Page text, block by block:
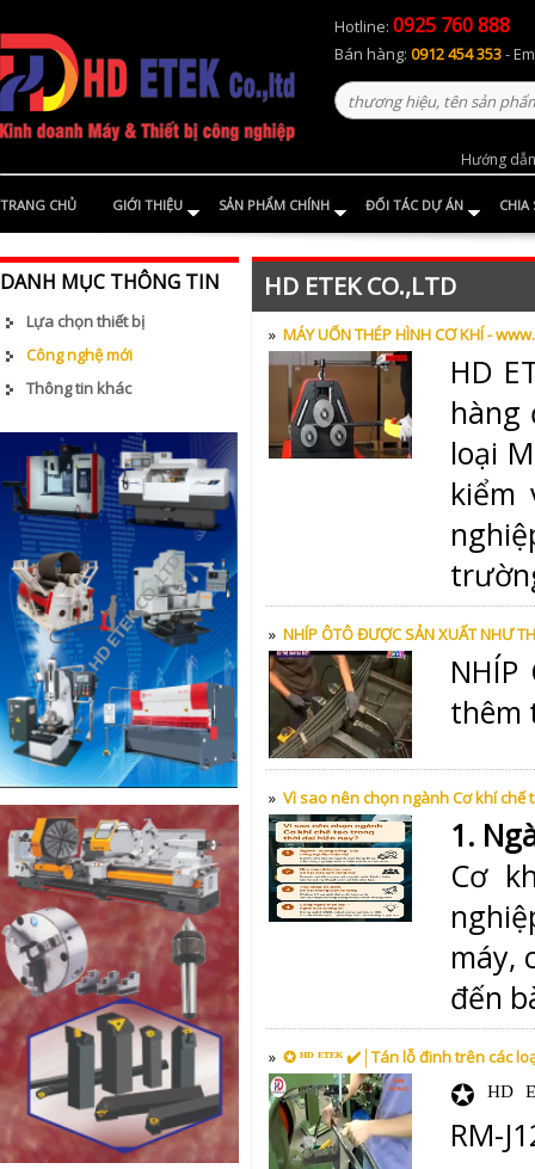
Hotline: 0925 760 888
Bán hàng: 0912 454 353-
Hướng
TRANG CHỦ GIỚI THIỆU SẢN PHẨM CHÍNH ĐỐI TÁC DỰ ÁN CHIA
DANH MỤC THÔNG TIN
Lựa chọn thiết bị
Công nghệ mới
Thông tin khác
HD ETEK CO.,LTD
» MÁY UỐN THÉP HÌNH CƠ KHÍ -
HD
hàng
loại
kiểm
» NHÍP ÔTÔ ĐƯỢC SẢN XUẤT NHƯ
thêm
» Vì sao nên chọn ngành Cơ khí chế
1.
Cơ
máy,
đến
» ✪ ᴴᴰ ᴱᵀᴱᴷ ✔️│Tán lỗ đinh trên các
✪ ᴴᴰ
RM-